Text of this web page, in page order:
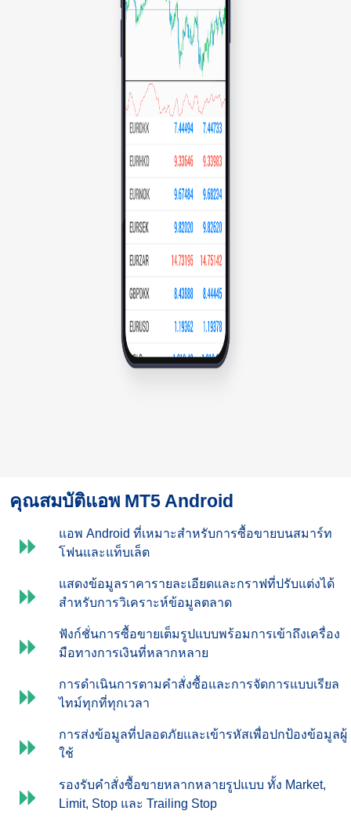
คุณสมบัติแอพ MT5 Android
แอพ Android ที่เหมาะสำหรับการซื้อขายบนสมาร์ท
โฟนและแท็บเล็ต
แสดงข้อมูลราคารายละเอียดและกราฟที่ปรับแต่งได้
สำหรับการวิเคราะห์ข้อมูลตลาด
ฟังก์ชั่นการซื้อขายเต็มรูปแบบพร้อมการเข้าถึงเครื่อง
มือทางการเงินที่หลากหลาย
การดำเนินการตามคำสั่งซื้อและการจัดการแบบเรียล
ไทม์ทุกที่ทุกเวลา
การส่งข้อมูลที่ปลอดภัยและเข้ารหัสเพื่อปกป้องข้อมูลผู้
ใช้
รองรับคำสั่งซื้อขายหลากหลายรูปแบบ ทั้ง Market,
Limit, Stop และ Trailing Stop